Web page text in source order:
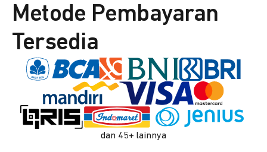
Metode Pembayaran
Tersedia
dan 45+ lainnya